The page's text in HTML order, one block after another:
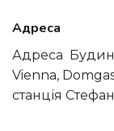
Адреса
Адреса Будинку-музею Моцарта у Відні: A-1010
Vienna,
станція